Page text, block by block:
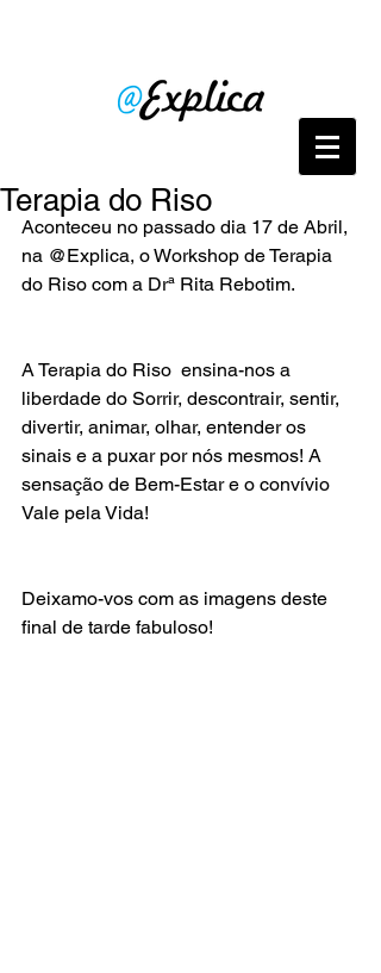
Terapia do Riso
Aconteceu no passado dia 17 de Abril,
na @Explica, o Workshop de Terapia
do Riso com a Drª Rita Rebotim.
A Terapia do Riso  ensina-nos a
liberdade do Sorrir, descontrair, sentir,
divertir, animar, olhar, entender os
sinais e a puxar por nós mesmos! A
sensação de Bem-Estar e o convívio
Vale pela Vida!
Deixamo-vos com as imagens deste
final de tarde fabuloso!